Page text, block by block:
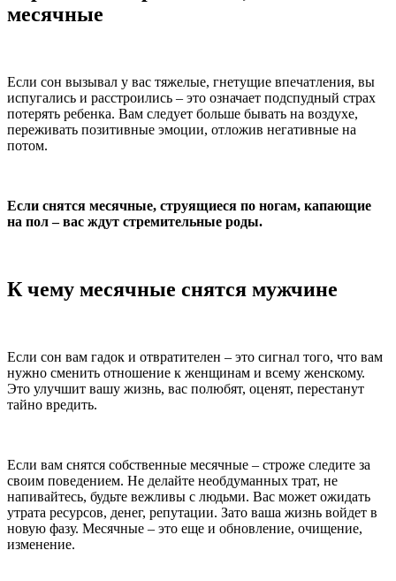
месячные
Если сон вызывал у вас тяжелые, гнетущие впечатления, вы
испугались и расстроились – это означает подспудный страх
потерять ребенка. Вам следует больше бывать на воздухе,
переживать позитивные эмоции, отложив негативные на
потом.
Если снятся месячные, струящиеся по ногам, капающие
на пол – вас ждут стремительные роды.
К чему месячные снятся мужчине
Если сон вам гадок и отвратителен – это сигнал того, что вам
нужно сменить отношение к женщинам и всему женскому.
Это улучшит вашу жизнь, вас полюбят, оценят, перестанут
тайно вредить.
Если вам снятся собственные месячные – строже следите за
своим поведением. Не делайте необдуманных трат, не
напивайтесь, будьте вежливы с людьми. Вас может ожидать
утрата ресурсов, денег, репутации. Зато ваша жизнь войдет в
новую фазу. Месячные – это еще и обновление, очищение,
изменение.